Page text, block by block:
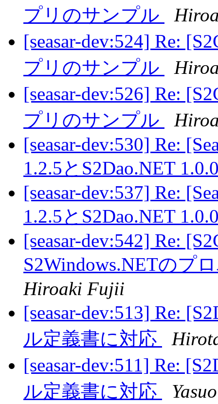
プリのサンプル
[seasar-dev:524] Re:
プリのサンプル
[seasar-dev:526] Re:
プリのサンプル
[seasar-dev:530] Re:
1.2.5とS2Dao.NET
[seasar-dev:537] Re:
1.2.5とS2Dao.NET
[seasar-dev:542] Re:
S2Windows.NETのプ
Hiroaki Fujii
[seasar-dev:513] Re:
ル定義書に対応
[seasar-dev:511] Re:
ル定義書に対応